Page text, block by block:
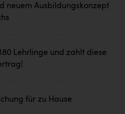
neuem Ausbildungskonzept
Lehrlinge und zahlt diese
für zu Hause